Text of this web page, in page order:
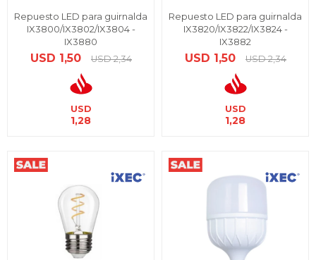
Repuesto LED para guirnalda
IX3800/IX3802/IX3804 -
IX3880
USD 1,50 USD 2,34
USD
1,28
Repuesto LED para guirnalda
IX3820/IX3822/IX3824 -
IX3882
USD 1,50 USD 2,34
USD
1,28